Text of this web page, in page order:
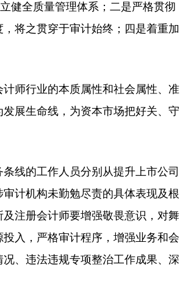
健全质量管理体系；二是严格贯彻
将之贯穿于审计始终；四是着重加
师行业的本质属性和社会属性、准
展生命线，为资本市场把好关、守
线的工作人员分别从提升上市公司
计机构未勤勉尽责的具体表现及根
注册会计师要增强敬畏意识，对舞
入，严格审计程序，增强业务和会
、违法违规专项整治工作成果、深